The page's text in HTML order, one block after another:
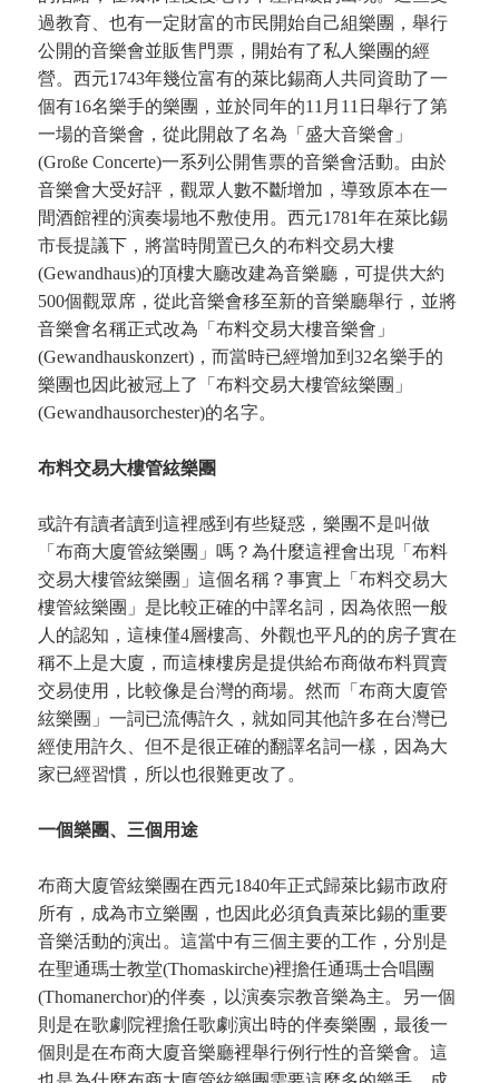
過教育、也有一定財富的市民開始自己組樂團，舉行
公開的音樂會並販售門票，開始有了私人樂團的經
營。西元1743年幾位富有的萊比錫商人共同資助了一
個有16名樂手的樂團，並於同年的11月11日舉行了第
一場的音樂會，從此開啟了名為「盛大音樂會」
(Große Concerte)一系列公開售票的音樂會活動。由於
音樂會大受好評，觀眾人數不斷增加，導致原本在一
間酒館裡的演奏場地不敷使用。西元1781年在萊比錫
市長提議下，將當時閒置已久的布料交易大樓
(Gewandhaus)的頂樓大廳改建為音樂廳，可提供大約
500個觀眾席，從此音樂會移至新的音樂廳舉行，並將
音樂會名稱正式改為「布料交易大樓音樂會」
(Gewandhauskonzert)，而當時已經增加到32名樂手的
樂團也因此被冠上了「布料交易大樓管絃樂團」
(Gewandhausorchester)的名字。
布料交易大樓管絃樂團
或許有讀者讀到這裡感到有些疑惑，樂團不是叫做
「布商大廈管絃樂團」嗎？為什麼這裡會出現「布料
交易大樓管絃樂團」這個名稱？事實上「布料交易大
樓管絃樂團」是比較正確的中譯名詞，因為依照一般
人的認知，這棟僅4層樓高、外觀也平凡的的房子實在
稱不上是大廈，而這棟樓房是提供給布商做布料買賣
交易使用，比較像是台灣的商場。然而「布商大廈管
絃樂團」一詞已流傳許久，就如同其他許多在台灣已
經使用許久、但不是很正確的翻譯名詞一樣，因為大
家已經習慣，所以也很難更改了。
一個樂團、三個用途
布商大廈管絃樂團在西元1840年正式歸萊比錫市政府
所有，成為市立樂團，也因此必須負責萊比錫的重要
音樂活動的演出。這當中有三個主要的工作，分別是
在聖通瑪士教堂(Thomaskirche)裡擔任通瑪士合唱團
(Thomanerchor)的伴奏，以演奏宗教音樂為主。另一個
則是在歌劇院裡擔任歌劇演出時的伴奏樂團，最後一
個則是在布商大廈音樂廳裡舉行例行性的音樂會。這